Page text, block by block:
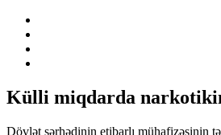
Külli miqdarda narkotikin
Dövlət sərhədinin etibarlı mühafizəsinin